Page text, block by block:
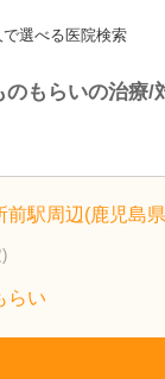
で選べる医院検索
もらいの治療/
前駅周辺(鹿児島
らい